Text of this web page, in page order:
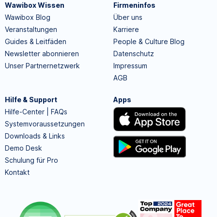
Wawibox Wissen
Wawibox Blog
Veranstaltungen
Guides & Leitfäden
Newsletter abonnieren
Unser Partnernetzwerk
Firmeninfos
Über uns
Karriere
People & Culture Blog
Datenschutz
Impressum
AGB
Hilfe & Support
Hilfe-Center | FAQs
Systemvoraussetzungen
Downloads & Links
Demo Desk
Schulung für Pro
Kontakt
Apps